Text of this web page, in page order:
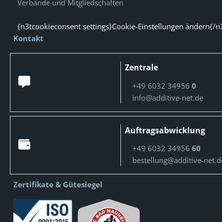
Verbände und Mitgliedschaften
{n3tcookieconsent settings}Cookie-Einstellungen ändern{/
Kontakt
Zentrale
+49 6032 349560
info@additive-net.de
Auftragsabwicklung
+49 6032 3495660
bestellung@additive-
Zertifikate & Gütesiegel